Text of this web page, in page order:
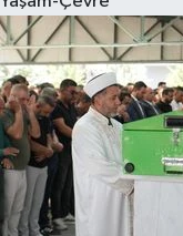
Teknoloji
Televizyon
Yaşam-Çevre